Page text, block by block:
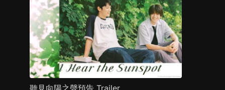
聽見向陽之聲預告 Trailer